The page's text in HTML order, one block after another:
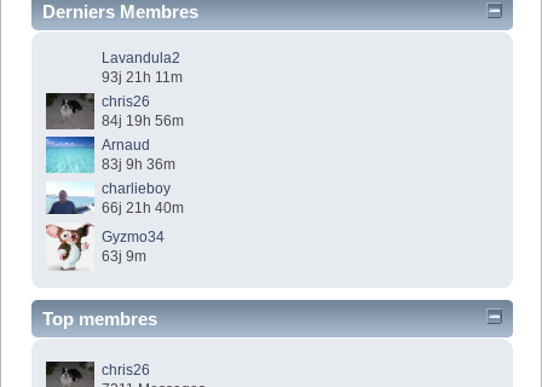
Derniers Membres
Lavandula2
93j 21h 11m
chris26
84j 19h 56m
Arnaud
83j 9h 36m
charlieboy
66j 21h 40m
Gyzmo34
63j 9m
Top membres
chris26